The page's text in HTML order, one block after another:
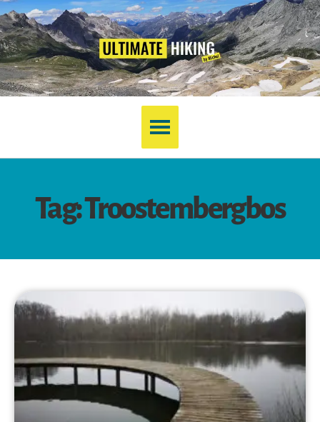
Tag: Troostembergbos